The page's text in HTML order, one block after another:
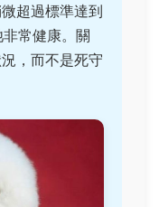
超過標準達到
常健康。關
，而不是死守